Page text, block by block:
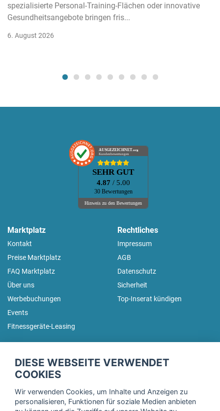
spezialisierte Personal-Training-Flächen oder innovative
Gesundheitsangebote bringen fris...
6. August 2026
AUSGEZEICHNET.org
Kundenbewertungen
SEHR GUT
4.87 / 5.00
30 Bewertungen
Hinweis zu den Bewertungen
Marktplatz
Kontakt
Preise Marktplatz
FAQ Marktplatz
Über uns
Werbebuchungen
Events
Fitnessgeräte-Leasing
Rechtliches
Impressum
AGB
Datenschutz
Sicherheit
Top-Inserat kündigen
Trage dich hier für unseren Newsletter ein und erhalte regelmäßig
DIESE WEBSEITE VERWENDET
COOKIES
Wir verwenden Cookies, um Inhalte und Anzeigen zu
personalisieren, Funktionen für soziale Medien anbieten